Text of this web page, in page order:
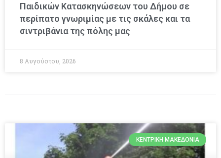
Παιδικών Κατασκηνώσεων του Δήμου σε
περίπατο γνωριμίας με τις σκάλες και τα
σιντριβάνια της πόλης μας
8 Αυγούστου, 2026
ΚΕΝΤΡΙΚΉ ΜΑΚΕΔΟΝΊΑ